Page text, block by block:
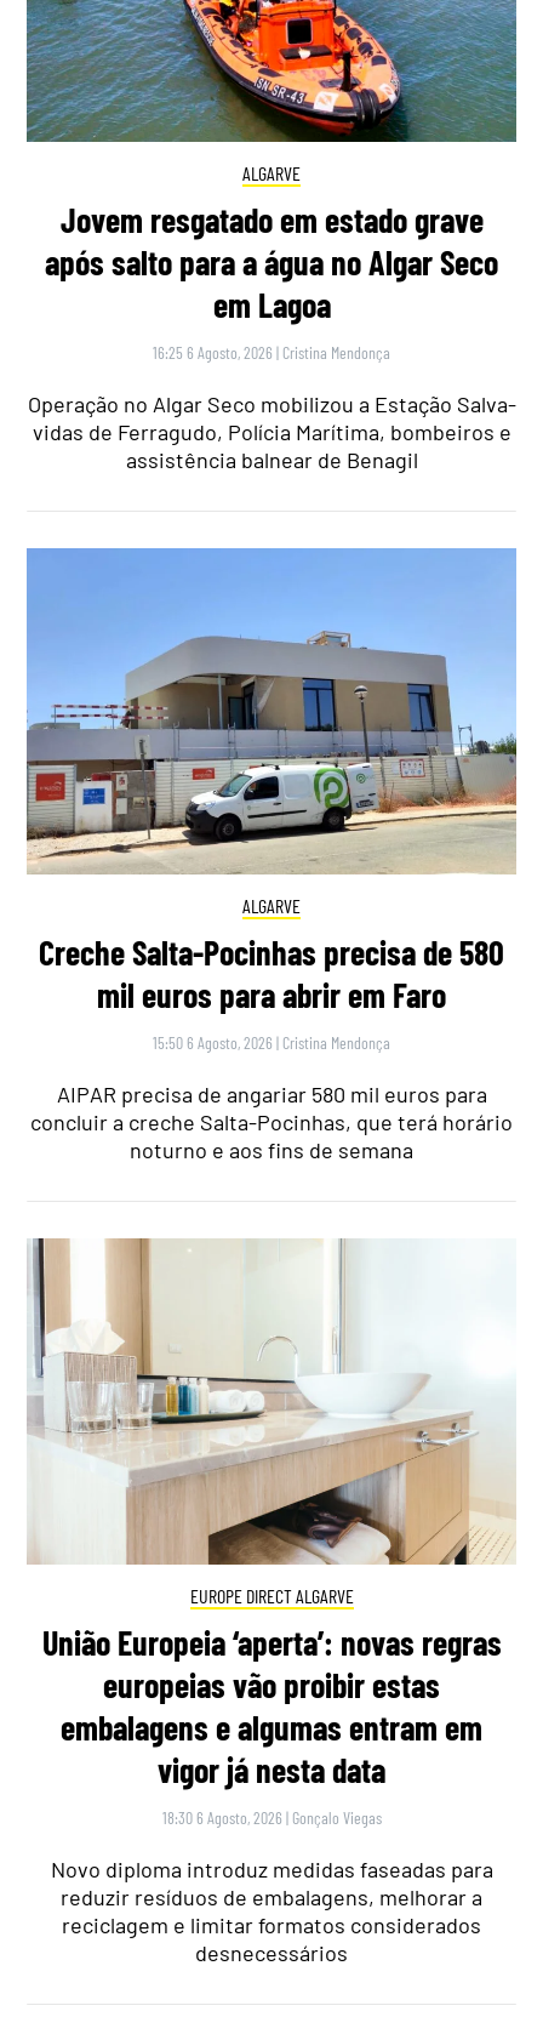
ALGARVE
Jovem resgatado em estado grave
após salto para a água no Algar Seco
em Lagoa
16:25 6 Agosto, 2026 | Cristina Mendonça
Operação no Algar Seco mobilizou a Estação Salva-
vidas de Ferragudo, Polícia Marítima, bombeiros e
assistência balnear de Benagil
ALGARVE
Creche Salta-Pocinhas precisa de 580
mil euros para abrir em Faro
15:50 6 Agosto, 2026 | Cristina Mendonça
AIPAR precisa de angariar 580 mil euros para
concluir a creche Salta-Pocinhas, que terá horário
noturno e aos fins de semana
EUROPE DIRECT ALGARVE
União Europeia ‘aperta’: novas regras
europeias vão proibir estas
embalagens e algumas entram em
vigor já nesta data
18:30 6 Agosto, 2026 | Gonçalo Viegas
Novo diploma introduz medidas faseadas para
reduzir resíduos de embalagens, melhorar a
reciclagem e limitar formatos considerados
desnecessários